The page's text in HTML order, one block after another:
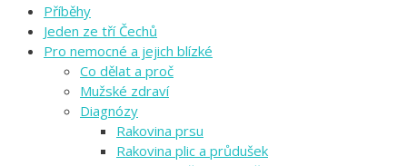
Příběhy
Jeden ze tří Čechů
Pro nemocné a jejich blízké
Co dělat a proč
Mužské zdraví
Diagnózy
Rakovina prsu
Rakovina plic a průdušek